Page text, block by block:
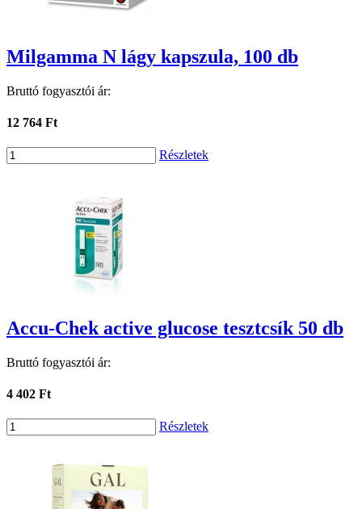
Milgamma N lágy kapszula, 100 db
Bruttó fogyasztói ár:
12 764 Ft
Részletek
Accu-Chek active glucose tesztcsík 50 db
Bruttó fogyasztói ár:
4 402 Ft
Részletek